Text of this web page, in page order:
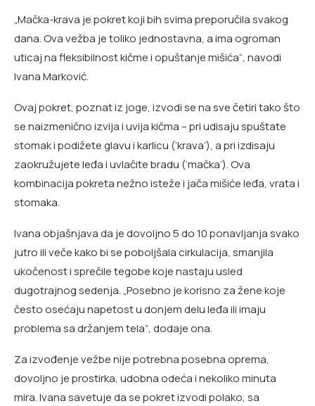
„Mačka-krava je pokret koji bih svima preporučila svakog
dana. Ova vežba je toliko jednostavna, a ima ogroman
uticaj na fleksibilnost kičme i opuštanje mišića“, navodi
Ivana Marković.
Ovaj pokret, poznat iz joge, izvodi se na sve četiri tako što
se naizmenično izvija i uvija kičma – pri udisaju spuštate
stomak i podižete glavu i karlicu (‘krava’), a pri izdisaju
zaokružujete leđa i uvlačite bradu (‘mačka’). Ova
kombinacija pokreta nežno isteže i jača mišiće leđa, vrata i
stomaka.
Ivana objašnjava da je dovoljno 5 do 10 ponavljanja svako
jutro ili veče kako bi se poboljšala cirkulacija, smanjila
ukočenost i sprečile tegobe koje nastaju usled
dugotrajnog sedenja. „Posebno je korisno za žene koje
često osećaju napetost u donjem delu leđa ili imaju
problema sa držanjem tela“, dodaje ona.
Za izvođenje vežbe nije potrebna posebna oprema,
dovoljno je prostirka, udobna odeća i nekoliko minuta
mira. Ivana savetuje da se pokret izvodi polako, sa